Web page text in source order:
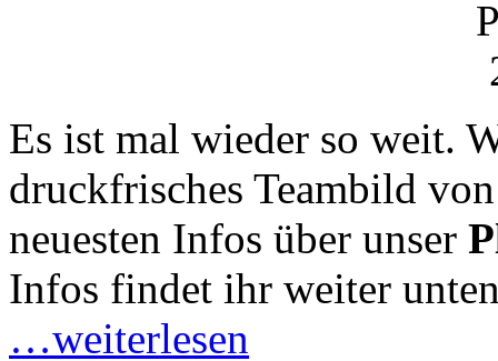
Es ist mal wieder so weit.
druckfrisches Teambild
neuesten Infos über unser
Infos findet ihr weiter
…weiterlesen